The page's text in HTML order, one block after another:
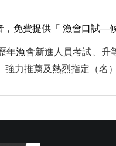
，免費提供「 漁會口試—
年漁會新進人員考試、升
強力推薦及熱烈指定（名